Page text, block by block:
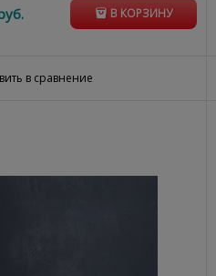
В КОРЗИНУ
в сравнение